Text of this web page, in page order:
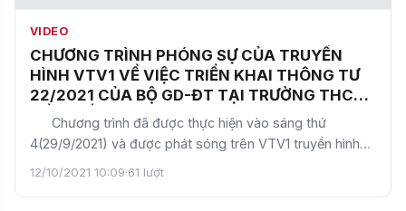
VIDEO
CHƯƠNG TRÌNH PHÓNG SỰ CỦA TRUYỀN
HÌNH VTV1 VỀ VIỆC TRIỂN KHAI THÔNG TƯ
22/2021 CỦA BỘ GD-ĐT TẠI TRƯỜNG THCS
CẦU GIẤY
Chương trình đã được thực hiện vào sáng thứ
4(29/9/2021) và được phát sóng trên VTV1 truyền hình
Việt Na…
12/10/2021 10:09·61 lượt